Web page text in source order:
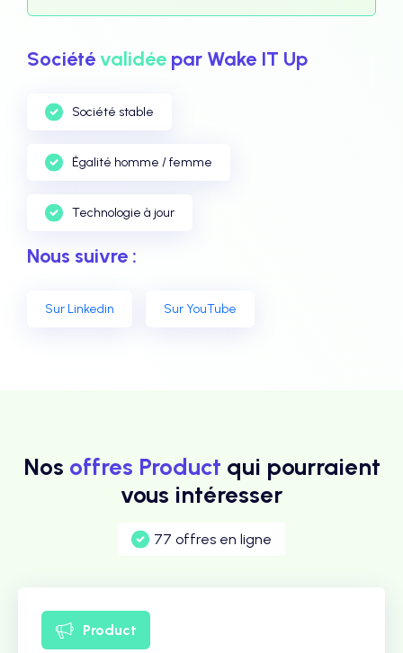
Sociétévalidée par Wake IT Up
Société stable
Égalité homme / femme
Technologie à jour
Nous suivre :
Sur Linkedin Sur YouTube
Nos offres Product qui pourraient
vous intéresser
77 offres en ligne
Product